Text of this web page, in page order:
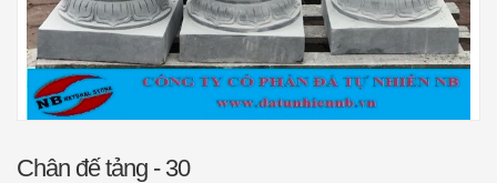
Chân đế tảng - 30